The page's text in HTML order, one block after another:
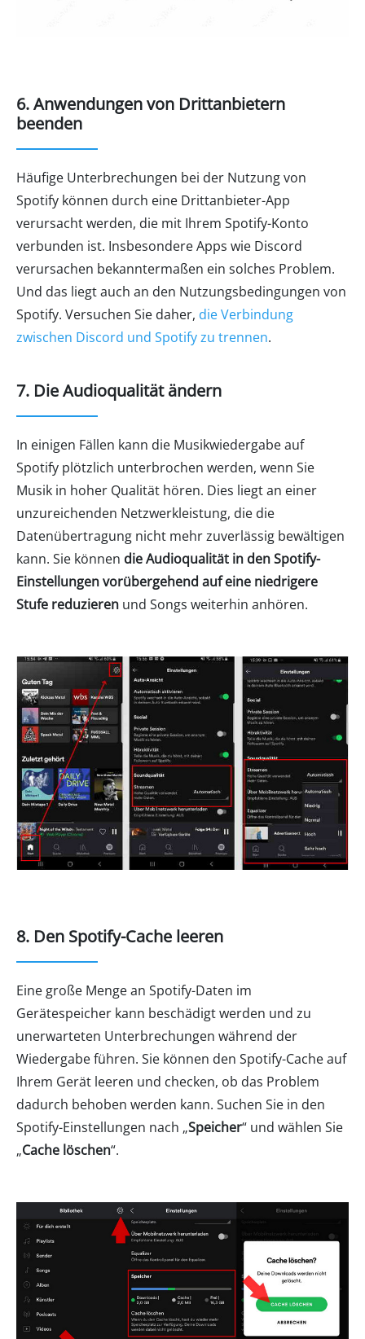
6. Anwendungen von Drittanbietern
beenden
Häufige Unterbrechungen bei der Nutzung von
Spotify können durch eine Drittanbieter-App
verursacht werden, die mit Ihrem Spotify-Konto
verbunden ist. Insbesondere Apps wie Discord
verursachen bekanntermaßen ein solches Problem.
Und das liegt auch an den Nutzungsbedingungen von
Spotify. Versuchen Sie daher, die Verbindung
zwischen Discord und Spotify zu trennen.
7. Die Audioqualität ändern
In einigen Fällen kann die Musikwiedergabe auf
Spotify plötzlich unterbrochen werden, wenn Sie
Musik in hoher Qualität hören. Dies liegt an einer
unzureichenden Netzwerkleistung, die die
Datenübertragung nicht mehr zuverlässig bewältigen
kann. Sie können die Audioqualität in den Spotify-
Einstellungen vorübergehend auf eine niedrigere
Stufe reduzieren und Songs weiterhin anhören.
8. Den Spotify-Cache leeren
Eine große Menge an Spotify-Daten im
Gerätespeicher kann beschädigt werden und zu
unerwarteten Unterbrechungen während der
Wiedergabe führen. Sie können den Spotify-Cache auf
Ihrem Gerät leeren und checken, ob das Problem
dadurch behoben werden kann. Suchen Sie in den
Spotify-Einstellungen nach „Speicher“ und wählen Sie
„Cache löschen“.